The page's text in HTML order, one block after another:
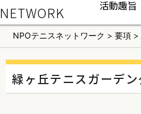
NETWORK 活動趣旨
NPOテニスネットワーク > 要項>
緑ヶ丘テニスガーデ